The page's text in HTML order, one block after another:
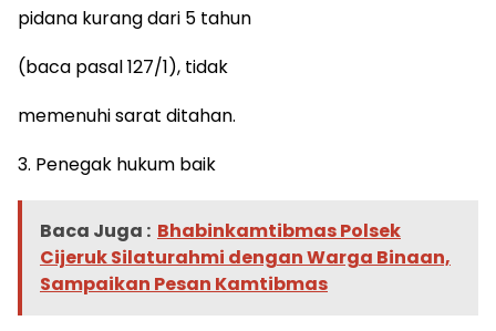
pidana kurang dari 5 tahun
(baca pasal 127/1), tidak
memenuhi sarat ditahan.
3. Penegak hukum baik
Baca Juga : Bhabinkamtibmas Polsek
Cijeruk Silaturahmi dengan Warga Binaan,
Sampaikan Pesan Kamtibmas